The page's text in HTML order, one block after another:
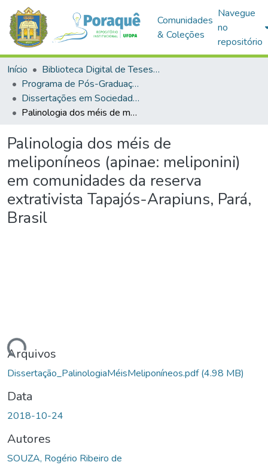
Comunidades
& Coleções
Navegue
no
repositório
Início
Biblioteca Digital de Teses e Dissertações (BDTD)
Programa de Pós-Graduação em Sociedade, Ambiente e Qualidade de Vida (PPGSAQ)
Dissertações em Sociedade, Ambiente e Qualidade de Vida (Mestrado)
Palinologia dos méis de meliponíneos (apinae: meliponini) em comunidades da reserva extrativista Tapajós-Arapiuns, Pará, Brasil
Palinologia dos méis de
meliponíneos (apinae: meliponini)
em comunidades da reserva
extrativista Tapajós-Arapiuns, Pará,
Brasil
Arquivos
Dissertação_PalinologiaMéisMeliponíneos.pdf(4.98 MB)
Data
2018-10-24
Autores
SOUZA, Rogério Ribeiro de